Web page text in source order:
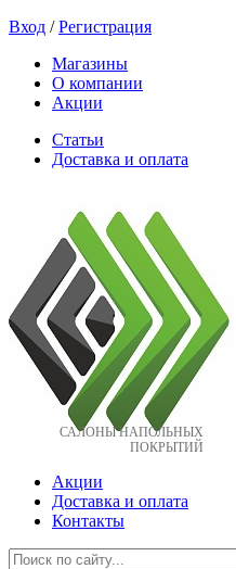
Вход /Регистрация
Магазины
О компании
Акции
Статьи
Доставка и оплата
САЛОНЫ НАПОЛЬНЫХ
ПОКРЫТИЙ
Акции
Доставка и оплата
Контакты